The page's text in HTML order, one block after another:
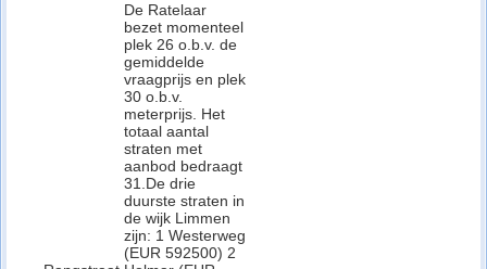
De Ratelaar
bezet momenteel
plek 26 o.b.v. de
gemiddelde
vraagprijs en plek
30 o.b.v.
meterprijs. Het
totaal aantal
straten met
aanbod bedraagt
31.De drie
duurste straten in
de wijk Limmen
zijn: 1 Westerweg
(EUR 592500) 2